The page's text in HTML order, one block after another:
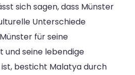
sich sagen, dass Münster
Unterschiede
für seine
und seine lebendige
besticht Malatya durch